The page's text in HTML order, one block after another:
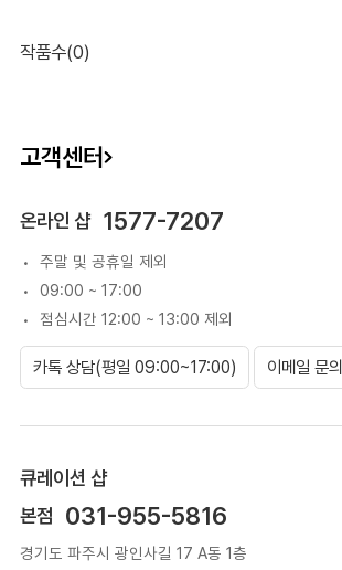
작품수(0)
고객센터
온라인 샵 1577-7207
주말 및 공휴일 제외
09:00 ~ 17:00
점심시간 12:00 ~ 13:00 제외
카톡 상담(평일 09:00~17:00) 이메일 문의
큐레이션 샵
본점
031-955-5816
경기도 파주시 광인사길 17 A동 1층